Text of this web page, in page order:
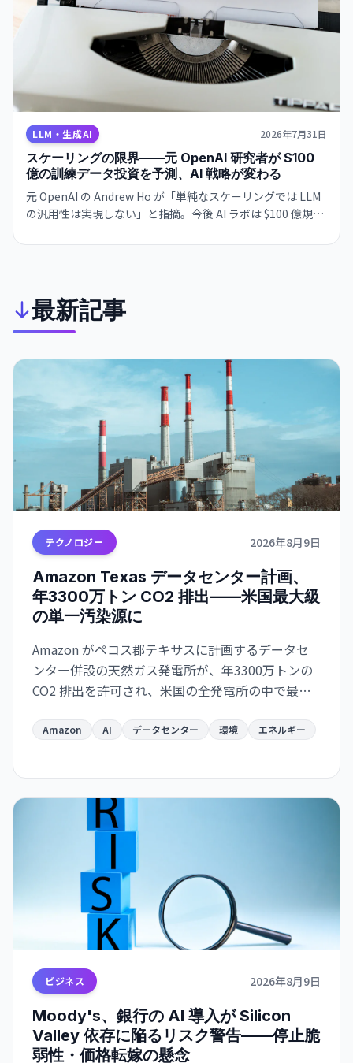
LLM・生成AI 2026年7月31日
スケーリングの限界——元 OpenAI 研究者が $100
億の訓練データ投資を予測、AI 戦略が変わる
元 OpenAI の Andrew Ho が「単純なスケーリングでは LLM
の汎用性は実現しない」と指摘。今後 AI ラボは $100 億規模
の「スペシャライゼーション問題」を解決へ。AI 開発の次の
最新記事
テクノロジー 2026年8月9日
Amazon Texas データセンター計画、
年3300万トン CO2 排出——米国最大級
の単一汚染源に
Amazon がペコス郡テキサスに計画するデータセ
ンター併設の天然ガス発電所が、年3300万トンの
CO2 排出を許可され、米国の全発電所の中で最大
と深刻に矛盾する局面を示唆している。
Amazon AI データセンター 環境 エネルギー
ビジネス 2026年8月9日
Moody's、銀行の AI 導入が Silicon
Valley 依存に陥るリスク警告——停止脆
弱性・価格転嫁の懸念